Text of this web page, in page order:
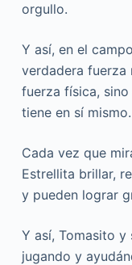
orgullo.
Y así, en el
verdadera fuerza
fuerza física,
tiene en sí mismo.
Cada vez que
Estrellita brillar,
y pueden lograr
Y así, Tomasito y
jugando y